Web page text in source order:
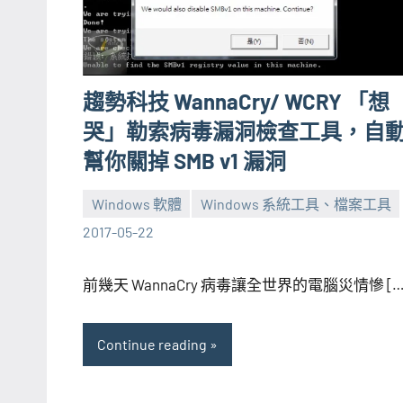
趨勢科技 WannaCry/ WCRY 「想
哭」勒索病毒漏洞檢查工具，自
幫你關掉 SMB v1 漏洞
Windows 軟體
Windows 系統工具、檔案工具
2017-05-22
張
芋
No
前幾天 WannaCry 病毒讓全世界的電腦災情慘
Continue reading